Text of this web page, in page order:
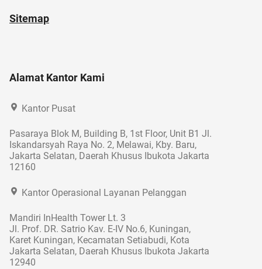
Sitemap
Alamat Kantor Kami
Kantor Pusat
Pasaraya Blok M, Building B, 1st Floor, Unit B1 Jl.
Iskandarsyah Raya No. 2, Melawai, Kby. Baru,
Jakarta Selatan, Daerah Khusus Ibukota Jakarta
12160
Kantor Operasional Layanan Pelanggan
Mandiri InHealth Tower Lt. 3
Jl. Prof. DR. Satrio Kav. E-IV No.6, Kuningan,
Karet Kuningan, Kecamatan Setiabudi, Kota
Jakarta Selatan, Daerah Khusus Ibukota Jakarta
12940